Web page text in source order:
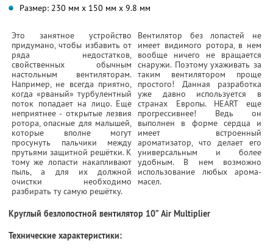
Размер: 230 мм x 150 мм x 9.8 мм
Это занятное устройство
придумано, чтобы избавить от
ряда недостатков,
свойственных обычным
настольным вентиляторам.
Например, не всегда приятно,
когда «рваный» турбулентный
поток попадает на лицо. Еще
неприятнее - открытые лезвия
ротора, опасные для малышей,
которые вполне могут
просунуть пальчики между
прутьями защитной решётки. К
тому же лопасти накапливают
пыль, а для их должной
очистки необходимо
разбирать ту самую решётку.
Вентилятор без лопастей не
имеет видимого ротора, в нем
вообще ничего не вращается
снаружи. Поэтому ухаживать за
таким вентилятором проще
простого! Данная разработка
уже давно используется в
странах Европы. HEART еще
прогрессивнее! Ведь он
выполнен в форме сердца и
имеет встроенный
ароматизатор, что делает его
универсальным и более
удобным. В нем возможно
использование любых арома-
масел.
Круглый безлопостной вентилятор 10” Air Multiplier
Технические характеристики: